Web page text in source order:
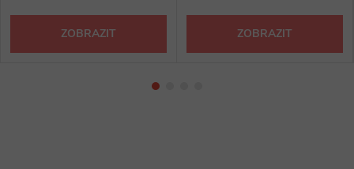
ZOBRAZIT ZOBRAZIT